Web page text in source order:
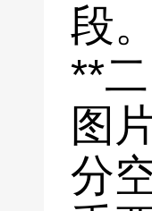
段。
**
图
分